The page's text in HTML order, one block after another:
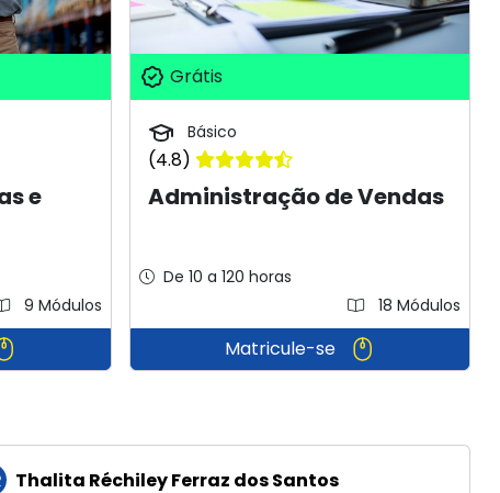
e
9 Módulos
Grátis
Básico
(4.8)
Administração de Vendas
De 10 a 120 horas
18 Módulos
Matricule-se
Thalita Réchiley Ferraz dos Santos